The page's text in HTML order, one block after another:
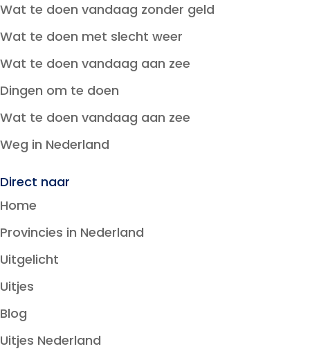
Wat te doen vandaag zonder geld
Wat te doen met slecht weer
Wat te doen vandaag aan zee
Dingen om te doen
Wat te doen vandaag aan zee
Weg in Nederland
Direct naar
Home
Provincies in Nederland
Uitgelicht
Uitjes
Blog
Uitjes Nederland